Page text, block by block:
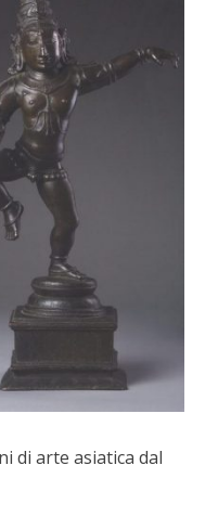
di arte asiatica dal